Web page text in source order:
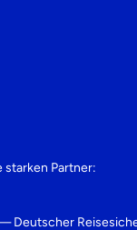
Partner:
Deutscher